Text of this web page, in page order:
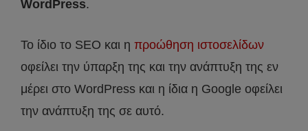
WordPress.
Το ίδιο το SEO και η προώθηση ιστοσελίδων
οφείλει την ύπαρξη της και την ανάπτυξη της εν
μέρει στο WordPress και η ίδια η Google οφείλει
την ανάπτυξη της σε αυτό.